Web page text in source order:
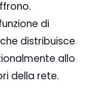
di
distribuisce
allo
della rete.